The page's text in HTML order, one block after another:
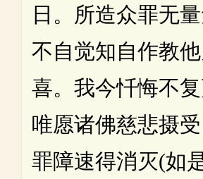
日。所造众罪无量
不自觉知自作教
喜。我今忏悔不复
唯愿诸佛慈悲摄
罪障速得消灭(如